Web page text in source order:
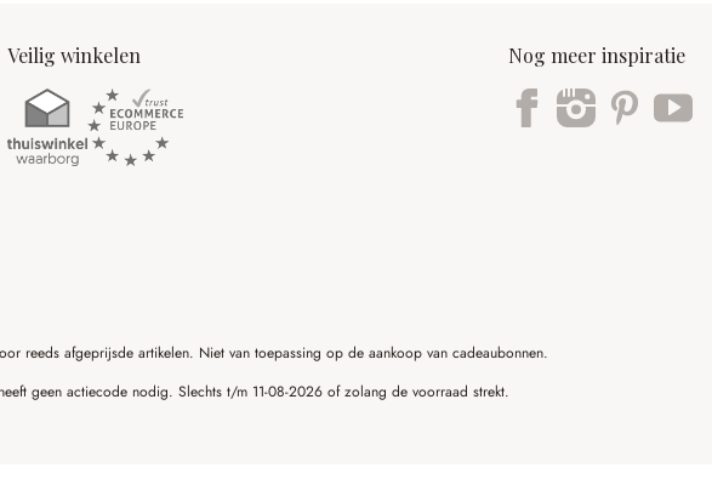
Veilig winkelen Nog meer inspiratie
reeds afgeprijsde artikelen. Niet van toepassing op de aankoop van cadeaubonnen.
geen actiecode nodig. Slechts t/m 11-08-2026 of zolang de voorraad strekt.